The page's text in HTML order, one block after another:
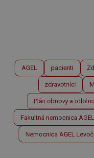
AGEL pacienti
zdravotníci
Plán obnovy a
Fakultná nemocnica
Nemocnica AGEL